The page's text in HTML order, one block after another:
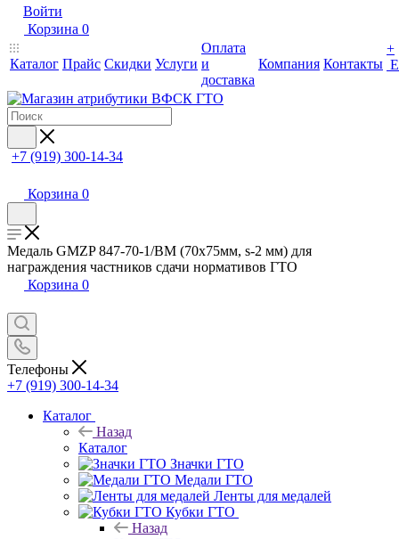
Войти
Корзина 0
Каталог Прайс Скидки Услуги
Оплата
и
доставка
Компания Контакты
+
+7 (919) 300-14-34
Корзина 0
Медаль GMZP 847-70-1/ВМ (70х75мм, s-2 мм) для
награждения частников сдачи нормативов ГТО
Корзина 0
Телефоны
+7 (919) 300-14-34
Каталог
Назад
Каталог
Значки ГТО
Медали ГТО
Ленты для медалей
Кубки ГТО
Назад